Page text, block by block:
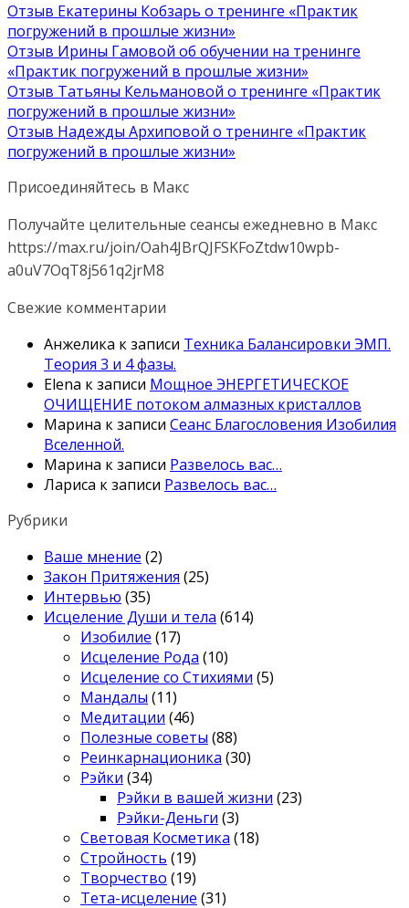
Отзыв Екатерины Кобзарь о тренинге «Практик
погружений в прошлые жизни»
Отзыв Ирины Гамовой об обучении на тренинге
«Практик погружений в прошлые жизни»
Отзыв Татьяны Кельмановой о тренинге «Практик
погружений в прошлые жизни»
Отзыв Надежды Архиповой о тренинге «Практик
погружений в прошлые жизни»
Присоединяйтесь в Макс
Получайте целительные сеансы ежедневно в Макс
https://max.ru/join/Oah4JBrQJFSKFoZtdw10wpb-
a0uV7OqT8j561q2jrM8
Свежие комментарии
Анжелика к записи Техника Балансировки ЭМП.
Теория 3 и 4 фазы.
Elena к записи Мощное ЭНЕРГЕТИЧЕСКОЕ
ОЧИЩЕНИЕ потоком алмазных кристаллов
Марина к записи Сеанс Благословения Изобилия
Вселенной.
Марина к записи Развелось вас…
Лариса к записи Развелось вас…
Рубрики
Ваше мнение (2)
Закон Притяжения (25)
Интервью (35)
Исцеление Души и тела (614)
Изобилие (17)
Исцеление Рода (10)
Исцеление со Стихиями (5)
Мандалы (11)
Медитации (46)
Полезные советы (88)
Реинкарнационика (30)
Рэйки (34)
Рэйки в вашей жизни (23)
Рэйки-Деньги (3)
Световая Косметика (18)
Стройность (19)
Творчество (19)
Тета-исцеление (31)